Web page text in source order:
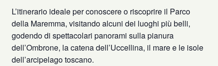
L’itinerario ideale per conoscere o riscoprire il Parco
della Maremma, visitando alcuni dei luoghi più belli,
godendo di spettacolari panorami sulla pianura
dell’Ombrone, la catena dell’Uccellina, il mare e le isole
dell’arcipelago toscano.